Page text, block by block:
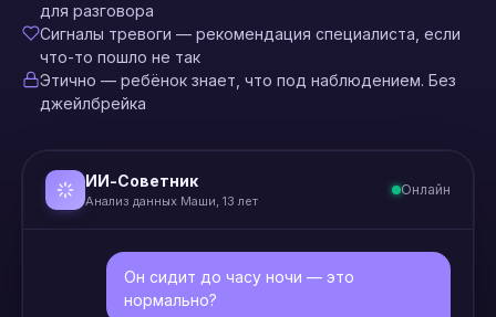
для разговора
Сигналы тревоги — рекомендация специалиста, если
что-то пошло не так
Этично — ребёнок знает, что под наблюдением. Без
джейлбрейка
ИИ-Советник
Анализ данных Маши, 13 лет
Онлайн
Он сидит до часу ночи — это
нормально?